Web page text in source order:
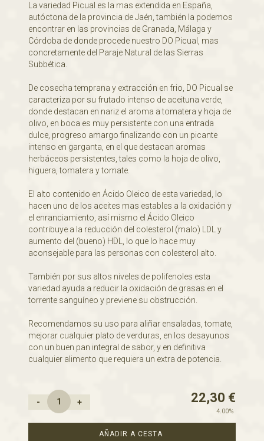
La variedad Picual es la mas extendida en España,
autóctona de la provincia de Jaén, también la podemos
encontrar en las provincias de Granada, Málaga y
Córdoba de donde procede nuestro DO Picual, mas
concretamente del Paraje Natural de las Sierras
Subbética.
De cosecha temprana y extracción en frio, DO Picual se
caracteriza por su frutado intenso de aceituna verde,
donde destacan en nariz el aroma a tomatera y hoja de
olivo, en boca es muy persistente con una entrada
dulce, progreso amargo finalizando con un picante
intenso en garganta, en el que destacan aromas
herbáceos persistentes, tales como la hoja de olivo,
higuera, tomatera y tomate.
El alto contenido en Ácido Oleico de esta variedad, lo
hacen uno de los aceites mas estables a la oxidación y
el enranciamiento, así mismo el Ácido Oleico
contribuye a la reducción del colesterol (malo) LDL y
aumento del (bueno) HDL, lo que lo hace muy
aconsejable para las personas con colesterol alto.
También por sus altos niveles de polifenoles esta
variedad ayuda a reducir la oxidación de grasas en el
torrente sanguíneo y previene su obstrucción.
Recomendamos su uso para aliñar ensaladas, tomate,
mejorar cualquier plato de verduras, en los desayunos
con un buen pan integral de sabor, y en definitiva
cualquier alimento que requiera un extra de potencia.
22,30 €
4.00%
- +
AÑADIR A CESTA